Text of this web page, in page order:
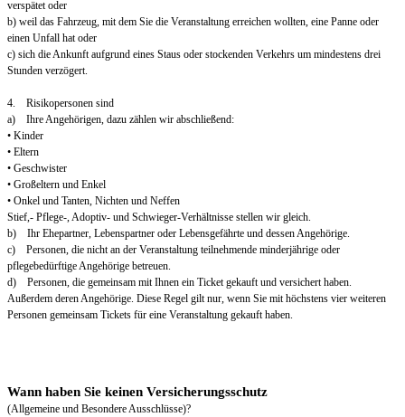
verspätet oder
b) weil das Fahrzeug, mit dem Sie die Veranstaltung erreichen wollten, eine Panne oder
einen Unfall hat oder
c) sich die Ankunft aufgrund eines Staus oder stockenden Verkehrs um mindestens drei
Stunden verzögert.
4. Risikopersonen sind
a) Ihre Angehörigen, dazu zählen wir abschließend:
• Kinder
• Eltern
• Geschwister
• Großeltern und Enkel
• Onkel und Tanten, Nichten und Neffen
Stief,- Pflege-, Adoptiv- und Schwieger-Verhältnisse stellen wir gleich.
b) Ihr Ehepartner, Lebenspartner oder Lebensgefährte und dessen Angehörige.
c) Personen, die nicht an der Veranstaltung teilnehmende minderjährige oder
pflegebedürftige Angehörige betreuen.
d) Personen, die gemeinsam mit Ihnen ein Ticket gekauft und versichert haben.
Außerdem deren Angehörige. Diese Regel gilt nur, wenn Sie mit höchstens vier weiteren
Personen gemeinsam Tickets für eine Veranstaltung gekauft haben.
Wann haben Sie keinen Versicherungsschutz
(Allgemeine und Besondere Ausschlüsse)?